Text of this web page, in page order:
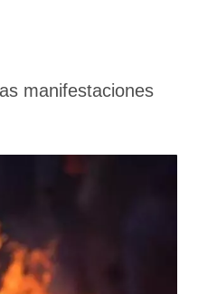
manifestaciones